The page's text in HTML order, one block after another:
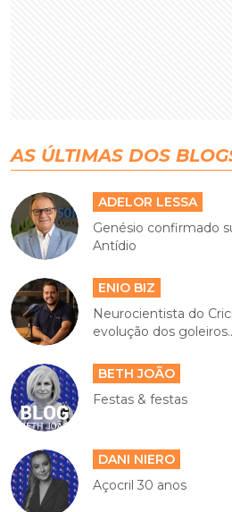
AS ÚLTIMAS DOS
ADELOR LESSA
Genésio confirmado
Antídio
ENIO BIZ
Neurocientista do
evolução dos
BETH JOÃO
Festas & festas
DANI NIERO
Açocril 30 anos